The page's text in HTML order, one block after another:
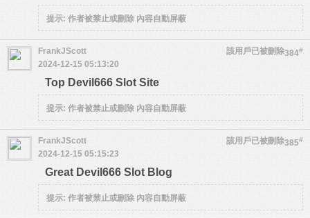
提示: 作者被禁止或刪除 內容自動屏蔽
384#
FrankJScott
該用戶已被刪除
2024-12-15 05:13:20
Top Devil666 Slot Site
提示: 作者被禁止或刪除 內容自動屏蔽
385#
FrankJScott
該用戶已被刪除
2024-12-15 05:15:23
Great Devil666 Slot Blog
提示: 作者被禁止或刪除 內容自動屏蔽